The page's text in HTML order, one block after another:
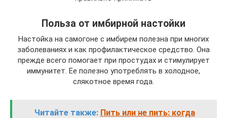
Польза от имбирной настойки
Настойка на самогоне с имбирем полезна при многих
заболеваниях и как профилактическое средство. Она
прежде всего помогает при простудах и стимулирует
иммунитет. Ее полезно употреблять в холодное,
слякотное время года.
Читайте также: Пить или не пить: когда